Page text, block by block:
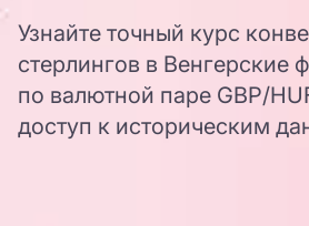
Узнайте точный курс
стерлингов в Венгерские
по валютной паре GBP/
доступ к историческим